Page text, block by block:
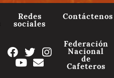
Redes
sociales
Contáctenos
Federación
Nacional
de
Cafeteros